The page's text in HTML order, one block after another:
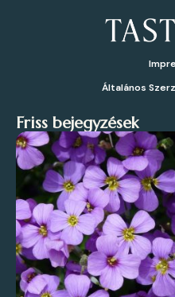
Általános
Friss bejegyzések